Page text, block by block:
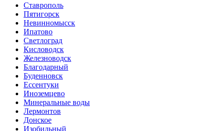
Ставрополь
Пятигорск
Невинномысск
Ипатово
Светлоград
Кисловодск
Железноводск
Благодарный
Буденновск
Ессентуки
Иноземцево
Минеральные воды
Лермонтов
Донское
Изобильный